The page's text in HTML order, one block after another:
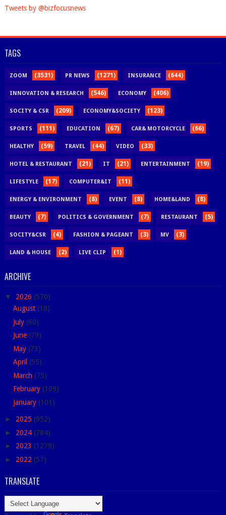
Tweets by @bizfocusnews
TAGS
ZOOM (3531) PR NEWS (1271) INSURANCE (644)
INNOVATION & RESEARCH (546) ECONOMY (406)
SOCITY & CSR (209) ECONOMY&SOCIETY (123)
SPORTS (111) EDUCATION (67) CAR& MOTORCYCLE (66)
HEALTHY (59) TRAVEL (44) VIDEO (33)
HOTEL & RESTAURANT (21) IT (21) ENTERTAINMENT (19)
LIFESTYLE (17) COMPUTER&IT (11)
ENERGY & ENVIRONMENT (8) EVENT (8) HOME&LAND (8)
BEAUTY (7) POLITICS & GOVERNMENT (7) RESTAURANT (5)
SOCITY&CSR (4) FASHION & PAGEANT (3) MV (3)
LAND & HOUSE (2) LIVE CLIP (1)
ARCHIVE
▼ 2026 (570)
August (18)
July (60)
June (79)
May (73)
April (55)
March (75)
February (109)
January (101)
► 2025 (952)
► 2024 (784)
► 2023 (1279)
► 2022 (57)
TRANSLATE